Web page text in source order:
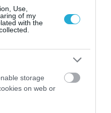
Use,
of my
with the
storage
on web or
Παναθηναϊκός –
Η αποστολή του
το ντέρμπι με την ΑΕΚ